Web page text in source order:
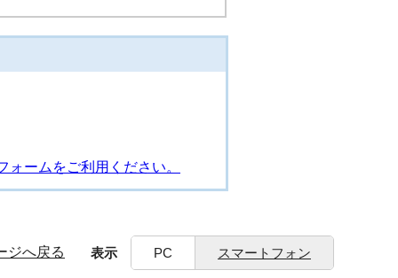
ームをご利用ください。
ジへ戻る 表示 PC スマートフォン